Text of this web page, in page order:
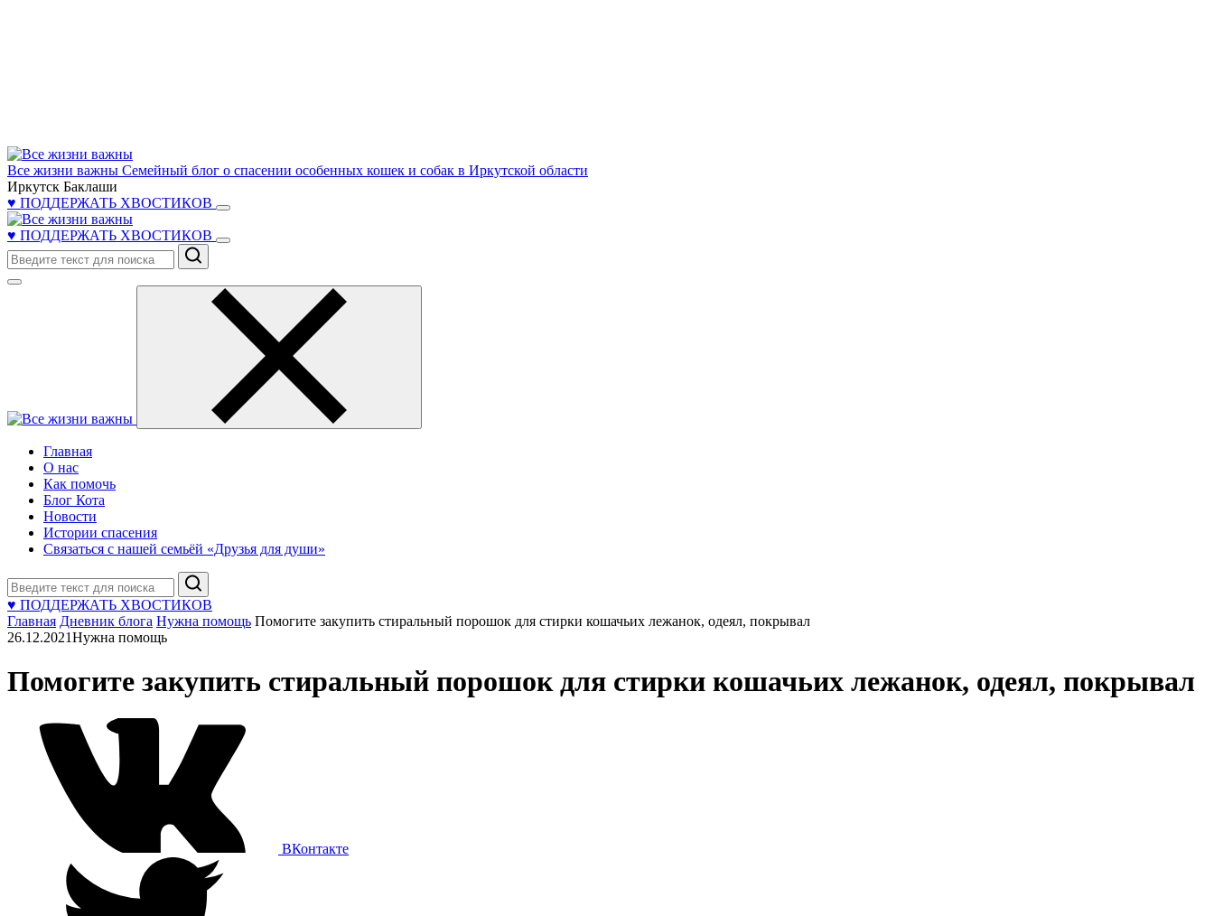
Все жизни важны Семейный блог о спасении особенных кошек и собак в Иркутской области
Иркутск Баклаши
♥ ПОДДЕРЖАТЬ ХВОСТИКОВ
♥ ПОДДЕРЖАТЬ ХВОСТИКОВ
Поиск
Главная
О нас
Как помочь
Блог Кота
Новости
Истории спасения
Связаться с нашей семьёй «Друзья для души»
Поиск
♥ ПОДДЕРЖАТЬ ХВОСТИКОВ
Главная Дневник блога Нужна помощь Помогите закупить стиральный порошок для стирки кошачьих лежанок, одеял, покрывал
26.12.2021Нужна помощь
Помогите закупить стиральный порошок для стирки кошачьих лежанок, одеял, покрывал
ВКонтакте